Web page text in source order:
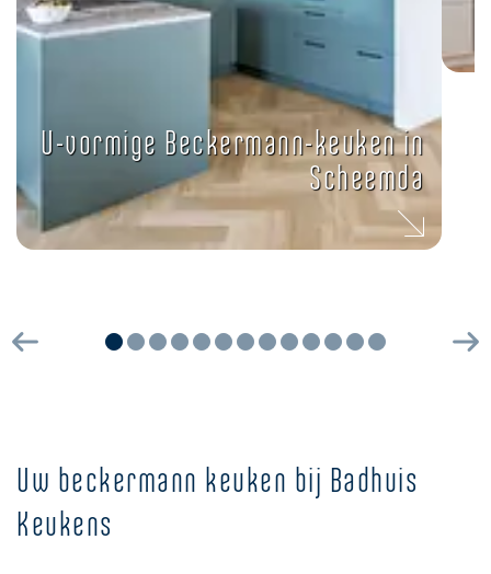
U-vormige Beckermann-keuken in
Scheemda
Uw beckermann keuken bij Badhuis
Keukens